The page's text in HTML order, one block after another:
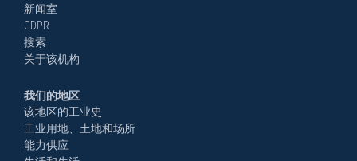
新闻室
GDPR
搜索
关于该机构
我们的地区
该地区的工业史
工业用地、土地和场所
能力供应